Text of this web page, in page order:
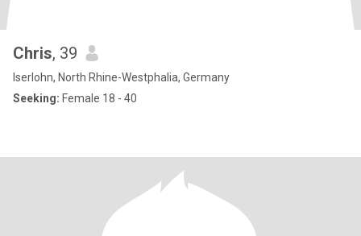
Chris, 39
Iserlohn, North Rhine-Westphalia, Germany
Seeking: Female 18 - 40